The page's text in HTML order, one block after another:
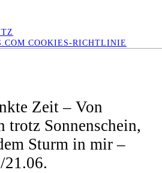
COOKIES-RICHTLINIE
Zeit – Von
trotz Sonnenschein,
Sturm in mir –